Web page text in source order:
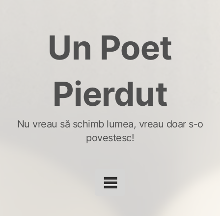
Un Poet
Pierdut
Nu vreau să schimb lumea, vreau doar s-o
povestesc!